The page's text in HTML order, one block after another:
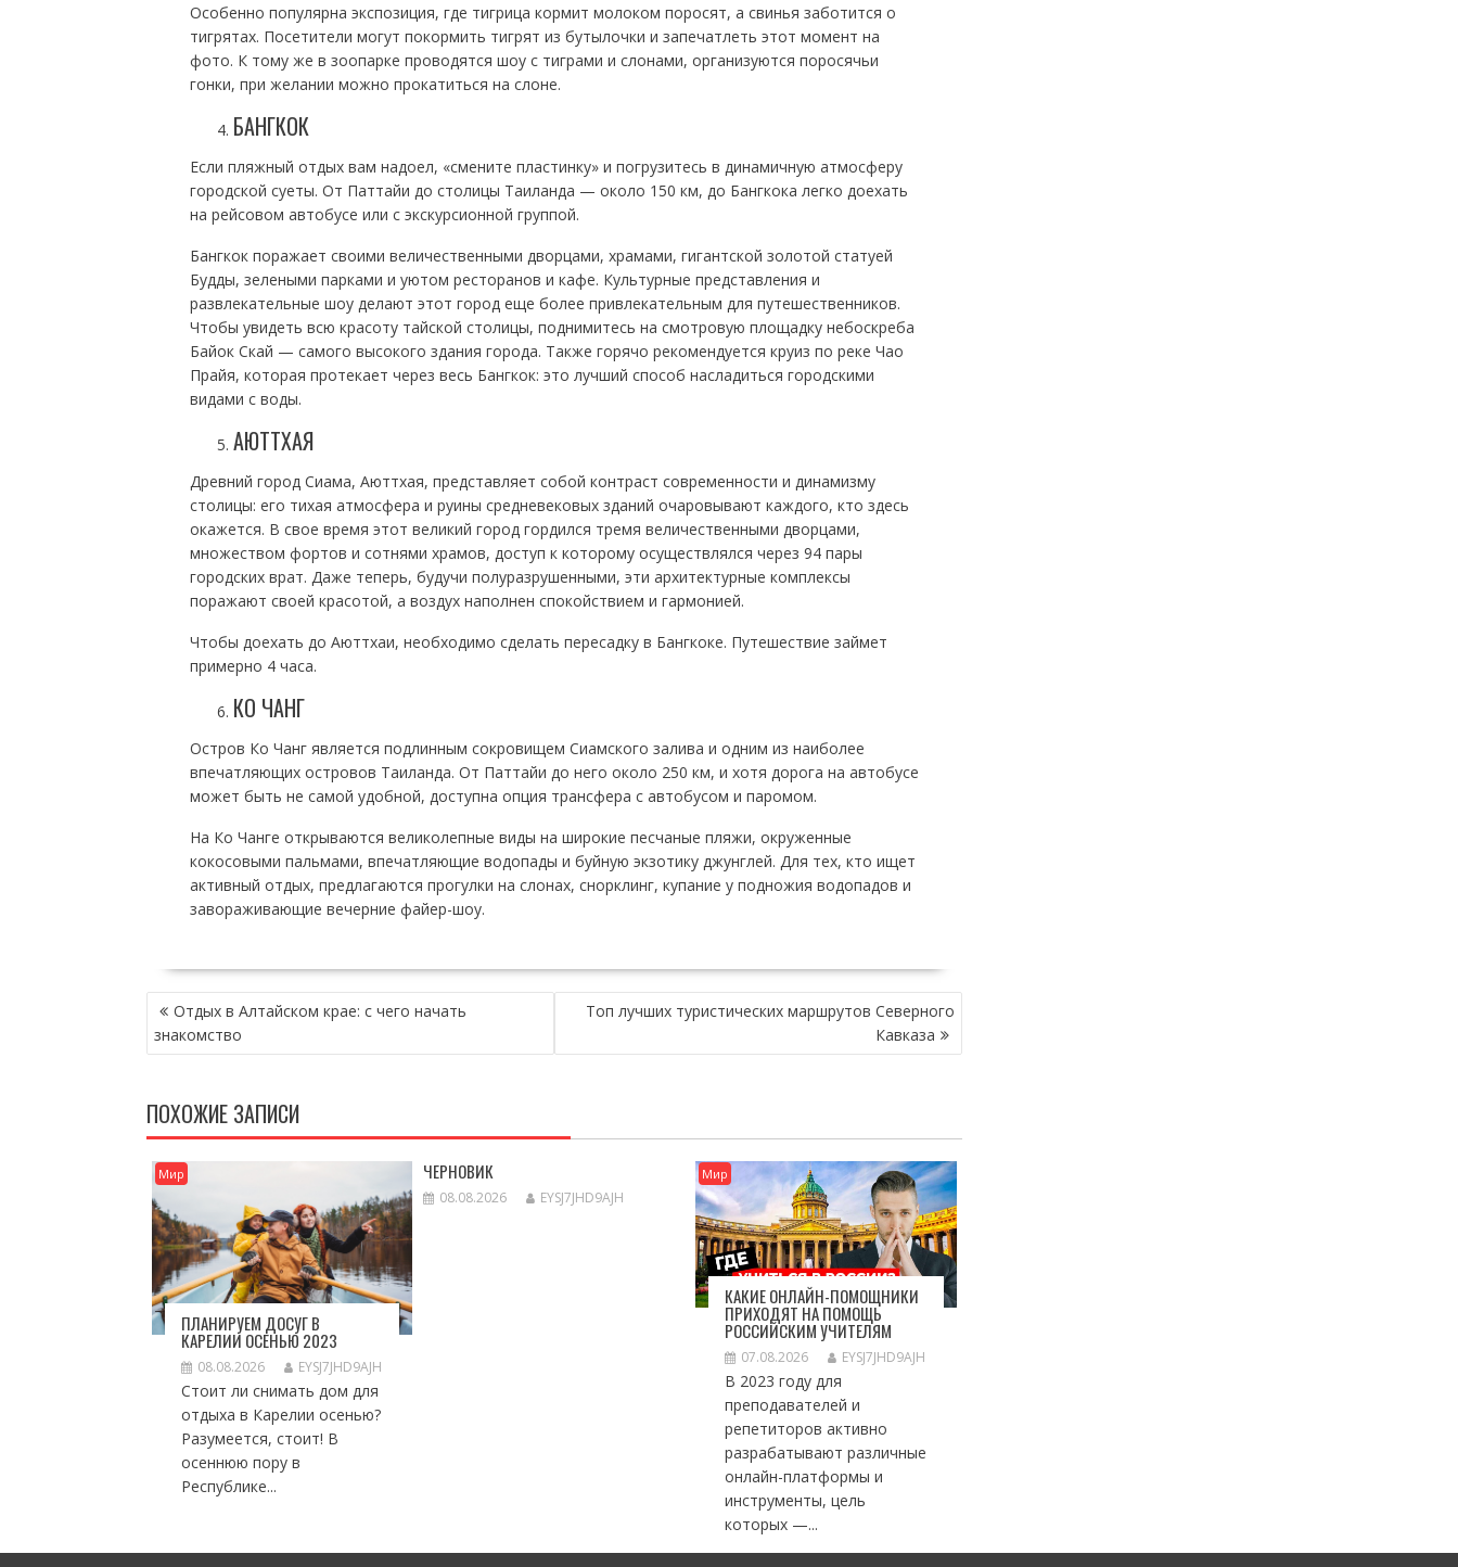
Особенно популярна экспозиция, где тигрица кормит молоком поросят, а свинья заботится о
тигрятах. Посетители могут покормить тигрят из бутылочки и запечатлеть этот момент на
фото. К тому же в зоопарке проводятся шоу с тиграми и слонами, организуются поросячьи
гонки, при желании можно прокатиться на слоне.
БАНГКОК
Если пляжный отдых вам надоел, «смените пластинку» и погрузитесь в динамичную атмосферу
городской суеты. От Паттайи до столицы Таиланда — около 150 км, до Бангкока легко доехать
на рейсовом автобусе или с экскурсионной группой.
Бангкок поражает своими величественными дворцами, храмами, гигантской золотой статуей
Будды, зелеными парками и уютом ресторанов и кафе. Культурные представления и
развлекательные шоу делают этот город еще более привлекательным для путешественников.
Чтобы увидеть всю красоту тайской столицы, поднимитесь на смотровую площадку небоскреба
Байок Скай — самого высокого здания города. Также горячо рекомендуется круиз по реке Чао
Прайя, которая протекает через весь Бангкок: это лучший способ насладиться городскими
видами с воды.
АЮТТХАЯ
Древний город Сиама, Аюттхая, представляет собой контраст современности и динамизму
столицы: его тихая атмосфера и руины средневековых зданий очаровывают каждого, кто здесь
окажется. В свое время этот великий город гордился тремя величественными дворцами,
множеством фортов и сотнями храмов, доступ к которому осуществлялся через 94 пары
городских врат. Даже теперь, будучи полуразрушенными, эти архитектурные комплексы
поражают своей красотой, а воздух наполнен спокойствием и гармонией.
Чтобы доехать до Аюттхаи, необходимо сделать пересадку в Бангкоке. Путешествие займет
примерно 4 часа.
КО ЧАНГ
Остров Ко Чанг является подлинным сокровищем Сиамского залива и одним из наиболее
впечатляющих островов Таиланда. От Паттайи до него около 250 км, и хотя дорога на автобусе
может быть не самой удобной, доступна опция трансфера с автобусом и паромом.
На Ко Чанге открываются великолепные виды на широкие песчаные пляжи, окруженные
кокосовыми пальмами, впечатляющие водопады и буйную экзотику джунглей. Для тех, кто ищет
активный отдых, предлагаются прогулки на слонах, снорклинг, купание у подножия водопадов и
завораживающие вечерние файер-шоу.
НАВИГАЦИЯ
ПО
ЗАПИСЯМ
Отдых в Алтайском крае: с чего начать
знакомство
Топ лучших туристических маршрутов Северного
Кавказа
ПОХОЖИЕ ЗАПИСИ
Мир
ПЛАНИРУЕМ ДОСУГ В
КАРЕЛИИ ОСЕНЬЮ 2023
08.08.2026 EYSJ7JHD9AJH
Стоит ли снимать дом для
отдыха в Карелии осенью?
Разумеется, стоит! В
осеннюю пору в
Республике...
ЧЕРНОВИК
08.08.2026 EYSJ7JHD9AJH
Мир
КАКИЕ ОНЛАЙН-ПОМОЩНИКИ
ПРИХОДЯТ НА ПОМОЩЬ
РОССИЙСКИМ УЧИТЕЛЯМ
07.08.2026 EYSJ7JHD9AJH
В 2023 году для
преподавателей и
репетиторов активно
разрабатывают различные
онлайн-платформы и
инструменты, цель
которых —...